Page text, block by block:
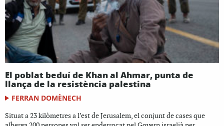
El poblat beduí de Khan al Ahmar, punta de
llança de la resistència palestina
FERRAN DOMÈNECH
Situat a 23 kilòmetres a l’est de Jerusalem, el conjunt de cases que